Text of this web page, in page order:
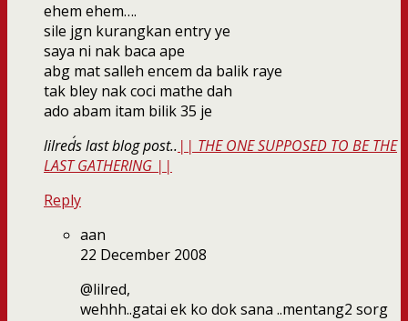
ehem ehem….
sile jgn kurangkan entry ye
saya ni nak baca ape
abg mat salleh encem da balik raye
tak bley nak coci mathe dah
ado abam itam bilik 35 je
lilred´s last blog post.. || THE ONE SUPPOSED TO BE THE
LAST GATHERING ||
Reply
aan
22 December 2008
@lilred,
wehhh..gatai ek ko dok sana ..mentang2 sorg